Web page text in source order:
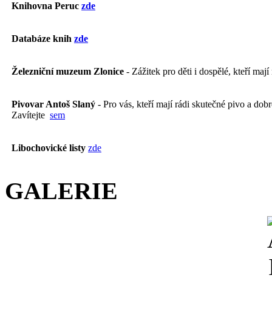
Knihovna Peruc zde
Databáze knih zde
Železniční muzeum Zlonice - Zážitek pro děti i dospělé, kteří
Pivovar Antoš Slaný - Pro vás, kteří mají rádi skutečné pivo a
Zavítejte sem
Libochovické listy zde
GALERIE